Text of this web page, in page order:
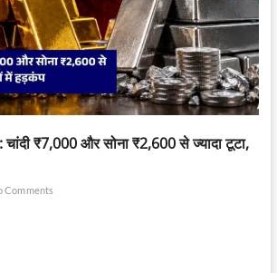
चांदी ₹7,000 और सोना ₹2,600 से ज्यादा टूटा,
Comments